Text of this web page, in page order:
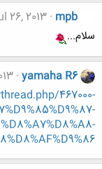
mpb
26, 2013
سلام...
yamaha R6
467000-